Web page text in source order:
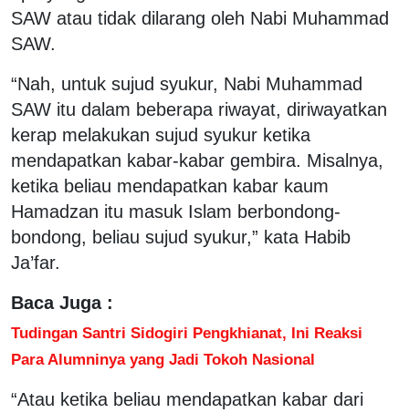
SAW atau tidak dilarang oleh Nabi Muhammad
SAW.
“Nah, untuk sujud syukur, Nabi Muhammad
SAW itu dalam beberapa riwayat, diriwayatkan
kerap melakukan sujud syukur ketika
mendapatkan kabar-kabar gembira. Misalnya,
ketika beliau mendapatkan kabar kaum
Hamadzan itu masuk Islam berbondong-
bondong, beliau sujud syukur,” kata Habib
Ja’far.
Baca Juga :
Tudingan Santri Sidogiri Pengkhianat, Ini Reaksi
Para Alumninya yang Jadi Tokoh Nasional
“Atau ketika beliau mendapatkan kabar dari